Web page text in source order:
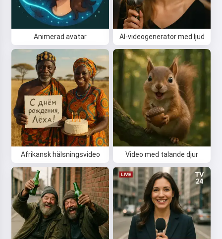
Animerad avatar AI-videogenerator med ljud
Afrikansk hälsningsvideo Video med talande djur
Hej 👋
Jag kan skapa låtar, skriva dikter
och gratulationer 🥰
Prova nu
Jag accepterar: Användarvillkor,
Integritetspolicy,
Återbetalningspolicy